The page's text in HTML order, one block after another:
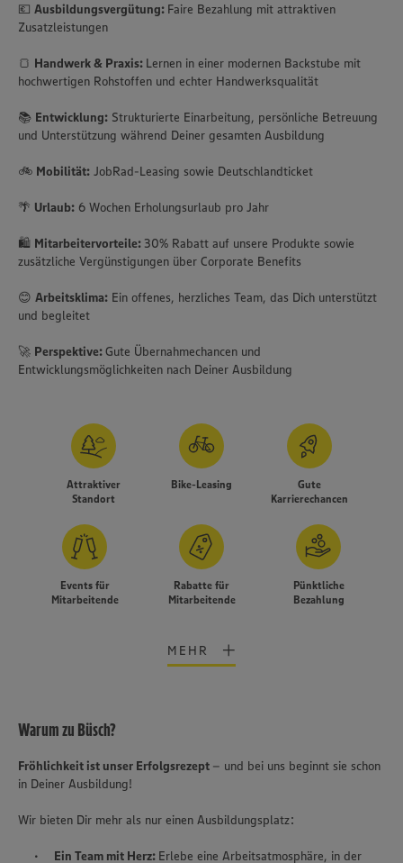
💶 Ausbildungsvergütung: Faire Bezahlung mit attraktiven
Zusatzleistungen
🍞 Handwerk & Praxis: Lernen in einer modernen Backstube mit
hochwertigen Rohstoffen und echter Handwerksqualität
📚 Entwicklung: Strukturierte Einarbeitung, persönliche Betreuung
und Unterstützung während Deiner gesamten Ausbildung
🚲 Mobilität: JobRad-Leasing sowie Deutschlandticket
🌴 Urlaub: 6 Wochen Erholungsurlaub pro Jahr
🛍️ Mitarbeitervorteile: 30% Rabatt auf unsere Produkte sowie
zusätzliche Vergünstigungen über Corporate Benefits
😊 Arbeitsklima: Ein offenes, herzliches Team, das Dich unterstützt
und begleitet
🚀 Perspektive:Gute Übernahmechancen und
Entwicklungsmöglichkeiten nach Deiner Ausbildung
Attraktiver
Standort
Bike-Leasing
Gute
Karrierechancen
Events für
Mitarbeitende
Rabatte für
Mitarbeitende
Pünktliche
Bezahlung
MEHR
Warum zu Büsch?
Fröhlichkeit ist unser Erfolgsrezept – und bei uns beginnt sie schon
in Deiner Ausbildung!
Wir bieten Dir mehr als nur einen Ausbildungsplatz:
Ein Team mit Herz: Erlebe eine Arbeitsatmosphäre, in der